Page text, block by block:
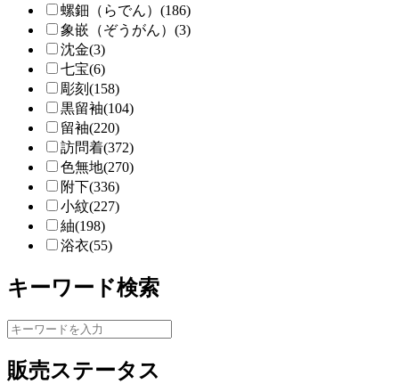
螺鈿（らでん）(186)
象嵌（ぞうがん）(3)
沈金(3)
七宝(6)
彫刻(158)
黒留袖(104)
留袖(220)
訪問着(372)
色無地(270)
附下(336)
小紋(227)
紬(198)
浴衣(55)
キーワード検索
販売ステータス